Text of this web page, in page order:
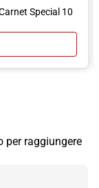
Special 10
MASSIMA
per raggiungere